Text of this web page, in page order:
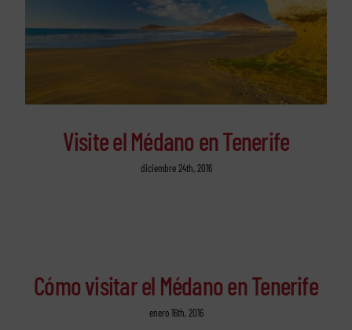
Visite el Médano en Tenerife
diciembre 24th, 2016
Cómo visitar el Médano en Tenerife
enero 16th, 2016